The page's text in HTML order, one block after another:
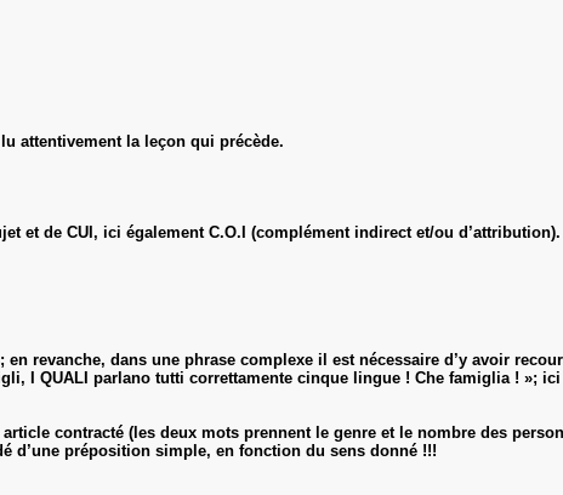
attentivement la leçon qui précède.
et de CUI, ici également C.O.I (complément indirect et/ou d’attribution).
revanche, dans une phrase complexe il est nécessaire d’y avoir
I QUALI parlano tutti correttamente cinque lingue ! Che famiglia ! »;
contracté (les deux mots prennent le genre et le nombre des
d’une préposition simple, en fonction du sens donné !!!